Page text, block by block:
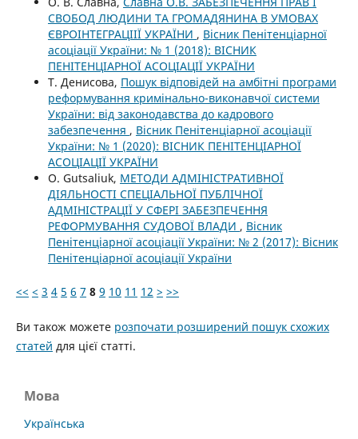
СВОБОД ЛЮДИНИ ТА ГРОМАДЯНИНА В УМОВАХ
ЄВРОІНТЕГРАЦІІЇ УКРАЇНИ , Вісник Пенітенціарної
асоціації України: № 1 (2018): ВІСНИК
ПЕНІТЕНЦІАРНОЇ АСОЦІАЦІЇ УКРАЇНИ
Т. Денисова, Пошук відповідей на амбітні програми
реформування кримінально-виконавчої системи
України: від законодавства до кадрового
забезпечення , Вісник Пенітенціарної асоціації
України: № 1 (2020): ВІСНИК ПЕНІТЕНЦІАРНОЇ
АСОЦІАЦІЇ УКРАЇНИ
O. Gutsaliuk, МЕТОДИ АДМІНІСТРАТИВНОЇ
ДІЯЛЬНОСТІ СПЕЦІАЛЬНОЇ ПУБЛІЧНОЇ
АДМІНІСТРАЦІЇ У СФЕРІ ЗАБЕЗПЕЧЕННЯ
РЕФОРМУВАННЯ СУДОВОЇ ВЛАДИ , Вісник
Пенітенціарної асоціації України: № 2 (2017): Вісник
Пенітенціарної асоціації України
<< < 3 4 5 6 7 8 9 10 11 12 > >>
Ви також можете розпочати розширений пошук схожих
статей для цієї статті.
Мова
Українська